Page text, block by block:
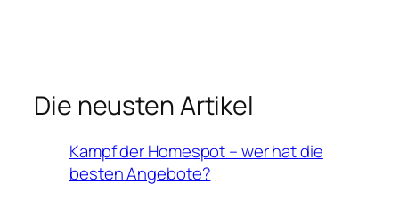
Die neusten Artikel
Kampf der Homespot – wer hat die
besten Angebote?